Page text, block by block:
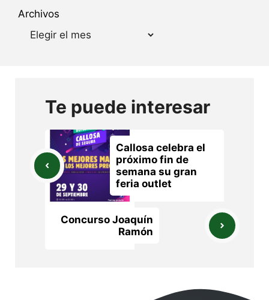
Archivos
Te puede interesar
Callosa celebra el
próximo fin de
semana su gran
feria outlet
Concurso Joaquín
Ramón